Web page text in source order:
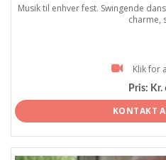
Musik til enhver fest. Swingende
charme,
Klik for
Pris: Kr.
KONTAKT